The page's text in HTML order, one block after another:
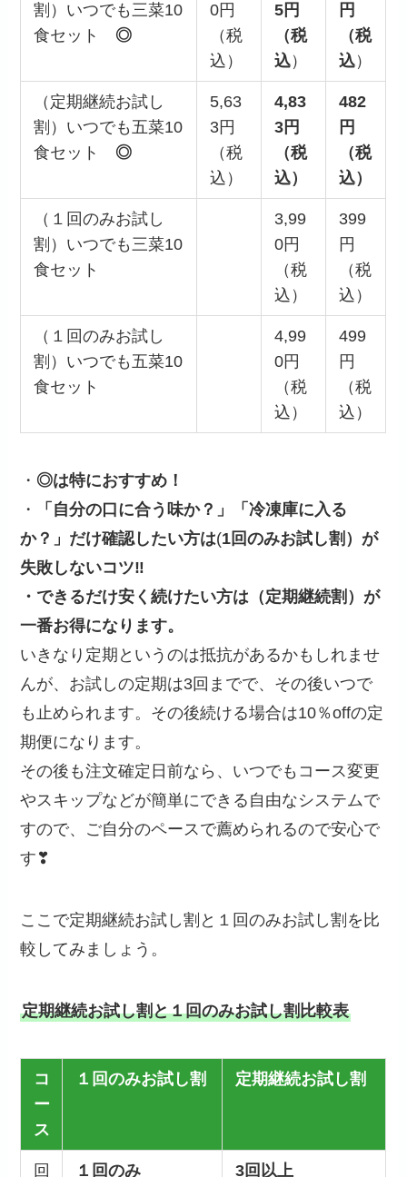
割）いつでも三菜10
食セット ◎
0円
（税
込）
5円
（税
込）
円
（税
込）
（定期継続お試し
割）いつでも五菜10
食セット ◎
5,63
3円
（税
込）
4,83
3円
（税
込）
482
円
（税
込）
（１回のみお試し
割）いつでも三菜10
食セット
3,99
0円
（税
込）
399
円
（税
込）
（１回のみお試し
割）いつでも五菜10
食セット
4,99
0円
（税
込）
499
円
（税
込）
・ ◎は特におすすめ！
・
「自分の口に合う味か？」「冷凍庫に入る
か？」だけ確認したい方は(1回のみお試し割）が
失敗しないコツ‼
・できるだけ安く続けたい方は（定期継続割）が
一番お得になります。
いきなり定期というのは抵抗があるかもしれませ
んが、お試しの定期は3回までで、その後いつで
も止められます。その後続ける場合は10％offの定
期便になります。
その後も注文確定日前なら、いつでもコース変更
やスキップなどが簡単にできる自由なシステムで
すので、ご自分のペースで薦められるので安心で
す❣
ここで定期継続お試し割と１回のみお試し割を比
較してみましょう。
定期継続お試し割と１回のみお試し割比較表
コ
ー
ス
１回のみお試し割 定期継続お試し割
回 １回のみ 3回以上